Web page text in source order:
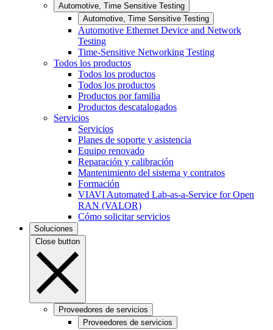
Automotive, Time Sensitive Testing
Automotive, Time Sensitive Testing
Automotive Ethernet Device and Network
Testing
Time-Sensitive Networking Testing
Todos los productos
Todos los productos
Todos los productos
Productos por familia
Productos descatalogados
Servicios
Servicios
Planes de soporte y asistencia
Equipo renovado
Reparación y calibración
Mantenimiento del sistema y contratos
Formación
VIAVI Automated Lab-as-a-Service for Open
RAN (VALOR)
Cómo solicitar servicios
Soluciones
Close button
Proveedores de servicios
Proveedores de servicios